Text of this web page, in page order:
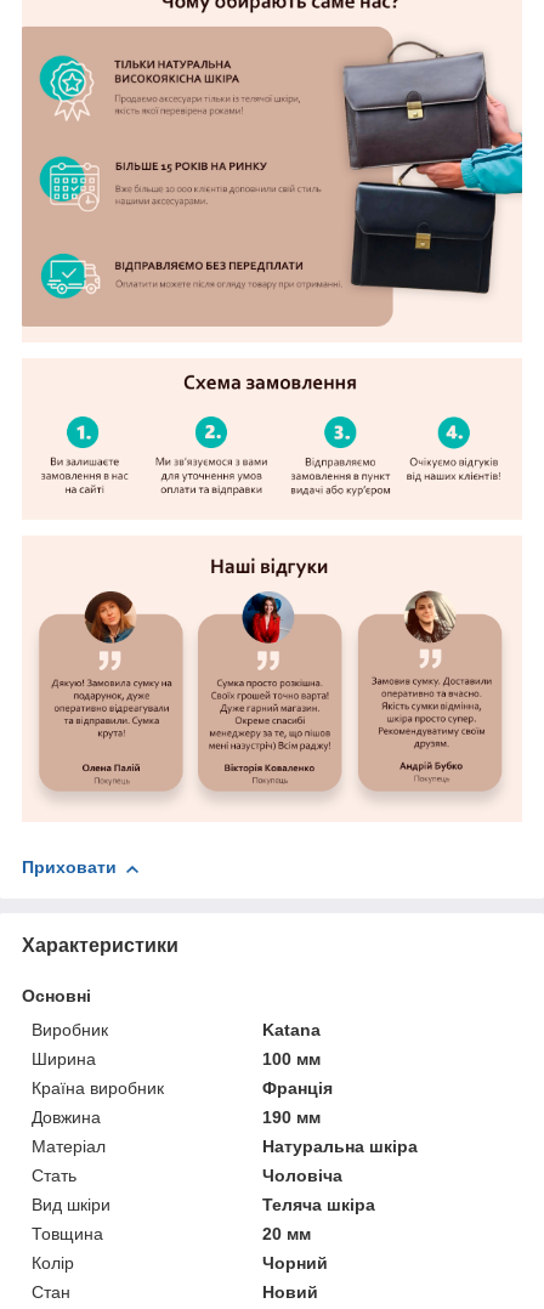
Приховати
Характеристики
Основні
Виробник
Katana
Ширина
100 мм
Країна виробник
Франція
Довжина
190 мм
Матеріал
Натуральна шкіра
Стать
Чоловіча
Вид шкіри
Теляча шкіра
Товщина
20 мм
Колір
Чорний
Стан
Новий